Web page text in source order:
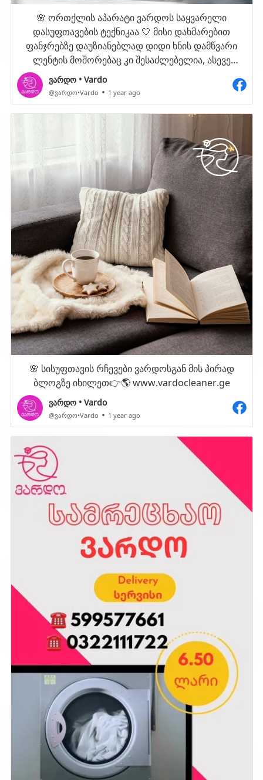
🌸 ორთქლის აპარატი ვარდოს საყვარელი
დასუფთავების ტექნიკაა 🤍 მისი დახმარებით
ფანჯრებზე დაუზიანებლად დიდი ხნის დამწვარი
ლენტის მოშორებაც კი შესაძლებელია, ასევე
ორთქლით დეზინფექცია ყველაზე საუკეთესო
ანტიალერგიული საშუალებაა 🦠ის კლავს 99 %
ბაქტერიებს და აშორებს ისეთ ღრმად ჩამჯდარ
ჭუჭყს , რომელიც მხოლოდ ხსნარით ვერ ამოდის 🤍
უფრო მეტი ინფორმაცია ამ საოცარი ტექნიკის
შესახებ ვარდოს ვებ საიტზე შეგიძლიათ იხილოთ 👉
🌎 www.vardocleaner.ge
ვარდო • Vardo
@ვარდო•Vardo 1 year ago
🌸 სისუფთავის რჩევები ვარდოსგან მის პირად
ბლოგზე იხილეთ👉🌎 www.vardocleaner.ge
ვარდო • Vardo
@ვარდო•Vardo 1 year ago